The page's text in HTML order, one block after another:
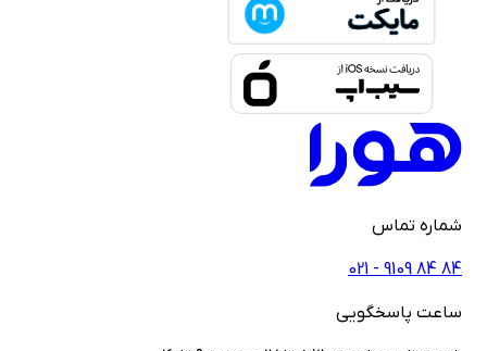
تماس
021 - ‎9109‎ ‎84‎
پاسخگویی